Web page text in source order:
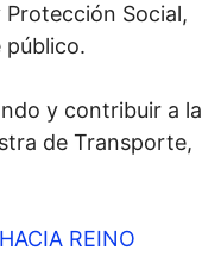
Social,
público.
y contribuir a la
de Transporte,
REINO